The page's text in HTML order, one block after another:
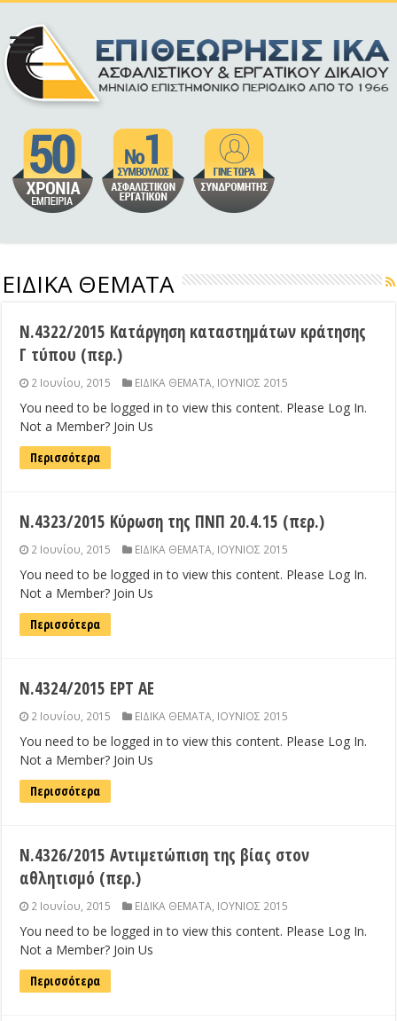
ΕΙΔΙΚΑ ΘΕΜΑΤΑ
Ν.4322/2015 Κατάργηση καταστημάτων κράτησης
Γ τύπου (περ.)
2 Ιουνίου, 2015 ΕΙΔΙΚΑ ΘΕΜΑΤΑ, ΙΟΥΝΙΟΣ 2015
You need to be logged in to view this content. Please Log In.
Not a Member? Join Us
Περισσότερα
Ν.4323/2015 Κύρωση της ΠΝΠ 20.4.15 (περ.)
2 Ιουνίου, 2015 ΕΙΔΙΚΑ ΘΕΜΑΤΑ, ΙΟΥΝΙΟΣ 2015
You need to be logged in to view this content. Please Log In.
Not a Member? Join Us
Περισσότερα
Ν.4324/2015 ΕΡΤ ΑΕ
2 Ιουνίου, 2015 ΕΙΔΙΚΑ ΘΕΜΑΤΑ, ΙΟΥΝΙΟΣ 2015
You need to be logged in to view this content. Please Log In.
Not a Member? Join Us
Περισσότερα
Ν.4326/2015 Αντιμετώπιση της βίας στον
αθλητισμό (περ.)
2 Ιουνίου, 2015 ΕΙΔΙΚΑ ΘΕΜΑΤΑ, ΙΟΥΝΙΟΣ 2015
You need to be logged in to view this content. Please Log In.
Not a Member? Join Us
Περισσότερα